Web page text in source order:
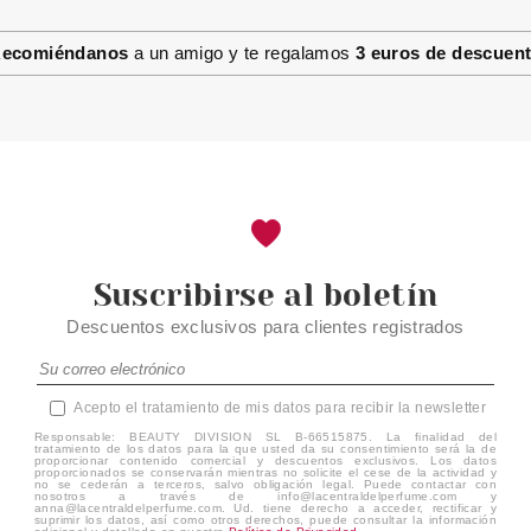
a un amigo y te regalamos 3 euros de
Suscribirse al boletín
Descuentos exclusivos para clientes registrados
Acepto el tratamiento de mis datos para recibir la newsletter
Responsable: BEAUTY DIVISION SL B-66515875. La finalidad del
tratamiento de los datos para la que usted da su consentimiento será la de
proporcionar contenido comercial y descuentos exclusivos. Los datos
proporcionados se conservarán mientras no solicite el cese de la actividad y
no se cederán a terceros, salvo obligación legal. Puede contactar con
nosotros a través de info@lacentraldelperfume.com y
anna@lacentraldelperfume.com. Ud. tiene derecho a acceder, rectificar y
suprimir los datos, así como otros derechos, puede consultar la información